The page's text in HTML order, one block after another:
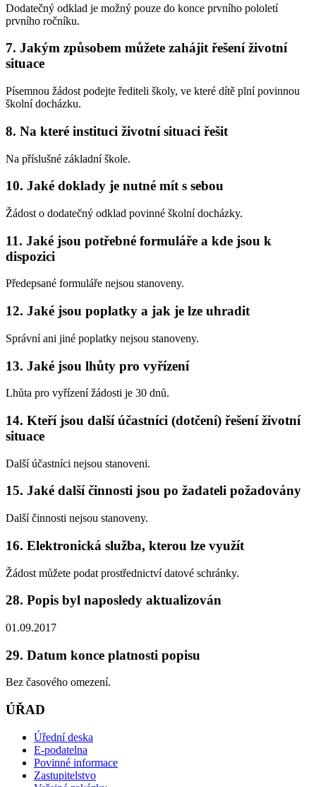
Dodatečný odklad je možný pouze do konce prvního pololetí
prvního ročníku.
7. Jakým způsobem můžete zahájit řešení životní
situace
Písemnou žádost podejte řediteli školy, ve které dítě plní povinnou
školní docházku.
8. Na které instituci životní situaci řešit
Na příslušné základní škole.
10. Jaké doklady je nutné mít s sebou
Žádost o dodatečný odklad povinné školní docházky.
11. Jaké jsou potřebné formuláře a kde jsou k
dispozici
Předepsané formuláře nejsou stanoveny.
12. Jaké jsou poplatky a jak je lze uhradit
Správní ani jiné poplatky nejsou stanoveny.
13. Jaké jsou lhůty pro vyřízení
Lhůta pro vyřízení žádosti je 30 dnů.
14. Kteří jsou další účastníci (dotčení) řešení životní
situace
Další účastníci nejsou stanoveni.
15. Jaké další činnosti jsou po žadateli požadovány
Další činnosti nejsou stanoveny.
16. Elektronická služba, kterou lze využít
Žádost můžete podat prostřednictví datové schránky.
28. Popis byl naposledy aktualizován
01.09.2017
29. Datum konce platnosti popisu
Bez časového omezení.
ÚŘAD
Úřední deska
E-podatelna
Povinné informace
Zastupitelstvo